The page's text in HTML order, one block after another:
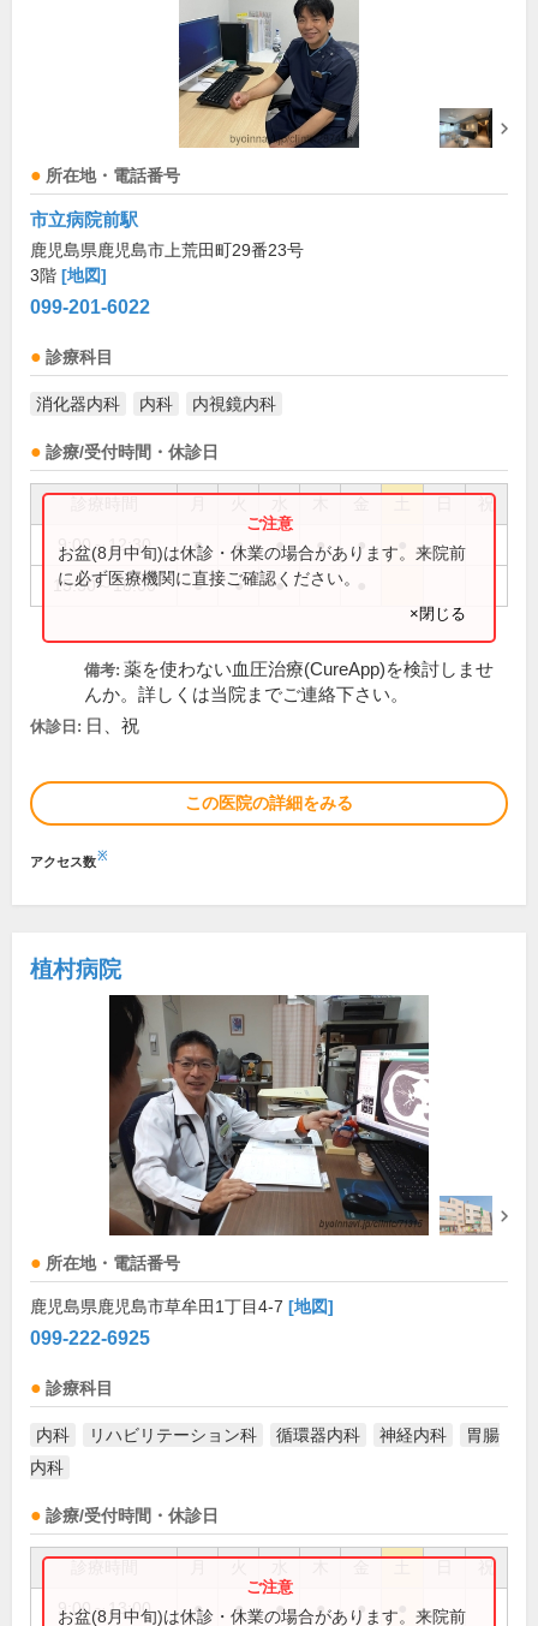
所在地・電話番号
市立病院前駅
鹿児島県鹿児島市上荒田町29番23号
3階 [地図]
099-201-6022
診療科目
消化器内科 内科 内視鏡内科
診療/受付時間・休診日
祝
9:00～12:30 ● ● ● ● ●
15:30～18:00 ● ● ●
お盆(8月中旬)は休診・休業の場合があります。来院前
に必ず医療機関に直接ご確認ください。
×閉じる
備考: 薬を使わない血圧治療(CureApp)を検討しませ
んか。詳しくは当院までご連絡下さい。
休診日: 日、祝
この医院の詳細をみる
アクセス数※
植村病院
所在地・電話番号
鹿児島県鹿児島市草牟田1丁目4-7 [地図]
099-222-6925
診療科目
内科 リハビリテーション科 循環器内科 神経内科
胃腸
内科
診療/受付時間・休診日
祝
9:00～13:00 ● ● ● ● ●
お盆(8月中旬)は休診・休業の場合があります。来院前